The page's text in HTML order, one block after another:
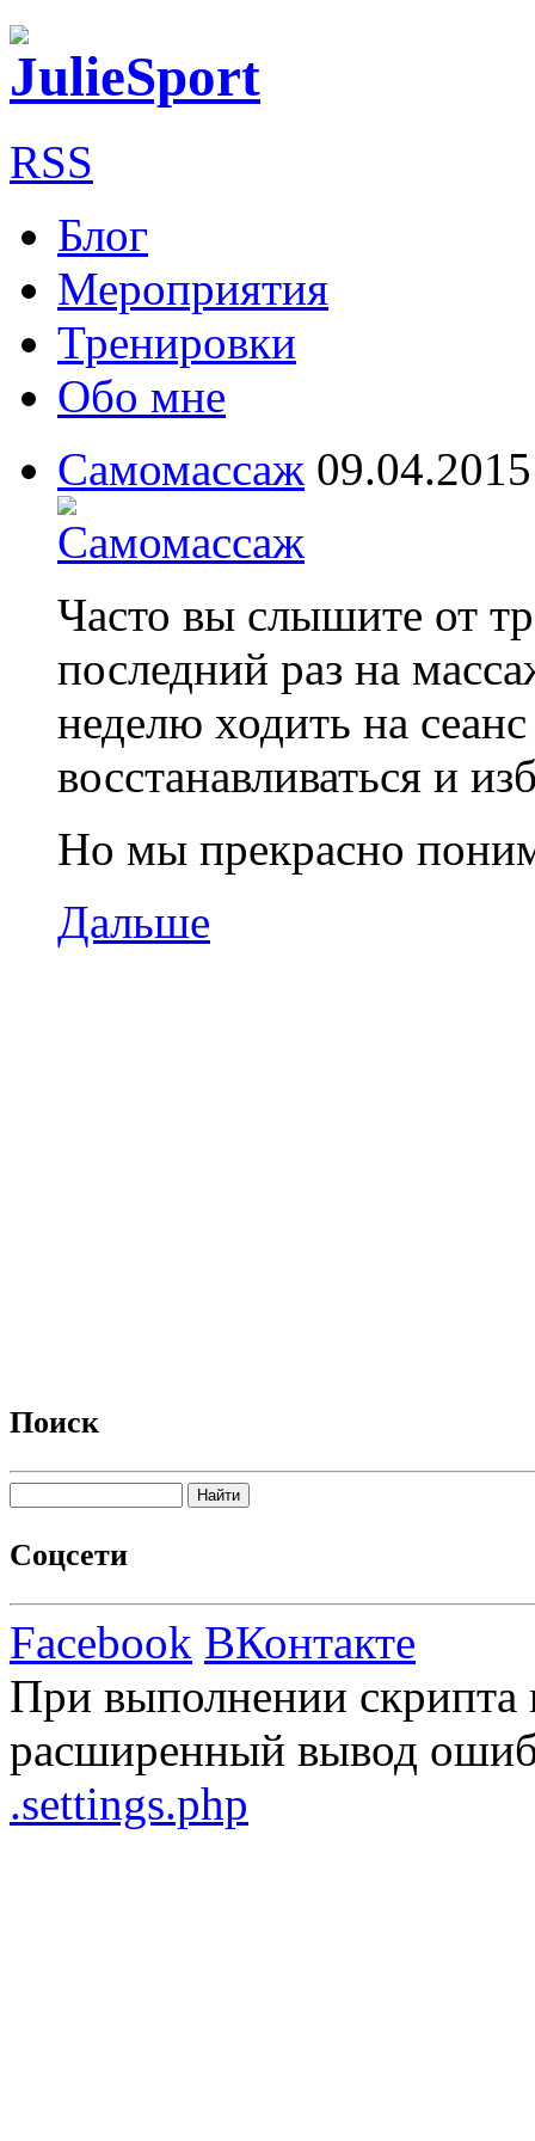
RSS
Блог
Мероприятия
Тренировки
Обо мне
Самомассаж 09.04.2015
Часто вы слышите от
последний раз на
неделю ходить на
восстанавливаться и
Но мы прекрасно
Дальше
Поиск
Соцсети
Facebook ВКонтакте
При выполнении
расширенный вывод
.settings.php